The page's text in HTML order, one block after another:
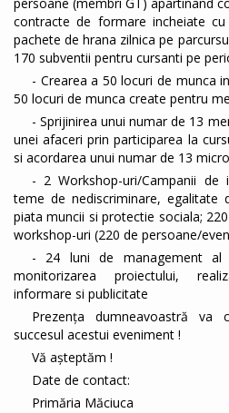
contracte de formare incheiate
pachete de hrana zilnica pe
170 subventii pentru cursanti pe
- Crearea a 50 locuri de munca
50 locuri de munca create pentru
- Sprijinirea unui numar de 13
unei afaceri prin participarea la
si acordarea unui numar de 13
- 2 Workshop-uri/Campanii de
teme de nediscriminare, egalitate
piata muncii si protectie sociala;
workshop-uri (220 de persoane/
- 24 luni de management al
monitorizarea proiectului,
informare si publicitate
Prezența dumneavoastră
succesul acestui eveniment !
Vă așteptăm !
Date de contact:
Primăria Măciuca